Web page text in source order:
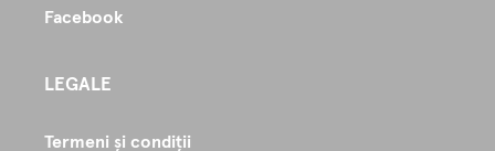
Facebook
LEGALE
Termeni și condiții